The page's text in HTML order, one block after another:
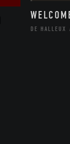
DE HALLEUX